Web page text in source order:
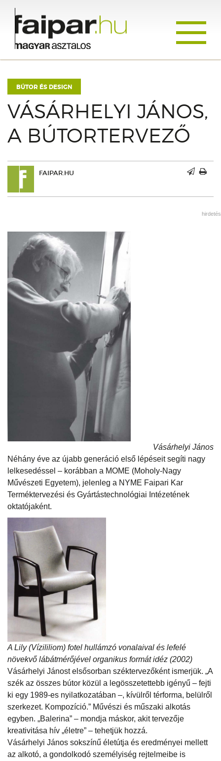
BÚTOR ÉS DESIGN
VÁSÁRHELYI JÁNOS,
A BÚTORTERVEZŐ
FAIPAR.HU
hirdetés
Vásárhelyi János
Néhány éve az újabb generáció első lépéseit segíti nagy
lelkesedéssel – korábban a MOME (Moholy-Nagy
Művészeti Egyetem), jelenleg a NYME Faipari Kar
Terméktervezési és Gyártástechnológiai Intézetének
oktatójaként.
A Lily (Vízililiom) fotel hullámzó vonalaival és lefelé
növekvő lábátmérőjével organikus formát idéz (2002)
Vásárhelyi Jánost elsősorban széktervezőként ismerjük. „A
szék az összes bútor közül a legösszetettebb igényű – fejti
ki egy 1989-es nyilatkozatában –, kívülről térforma, belülről
szerkezet. Kompozíció.” Művészi és műszaki alkotás
egyben. „Balerina” – mondja máskor, akit tervezője
kreativitása hív „életre” – tehetjük hozzá.
Vásárhelyi János sokszínű életútja és eredményei mellett
az alkotó, a gondolkodó személyiség rejtelmeibe is